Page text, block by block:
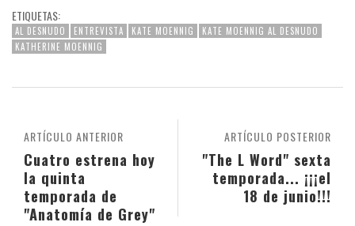
ETIQUETAS:
AL DESNUDO ENTREVISTA KATE MOENNIG
KATE MOENNIG AL DESNUDO
KATHERINE MOENNIG
ARTÍCULO POSTERIOR
"The L Word" sexta
temporada... ¡¡¡el
18 de junio!!!
ARTÍCULO ANTERIOR
Cuatro estrena hoy
la quinta
temporada de
"Anatomía de Grey"